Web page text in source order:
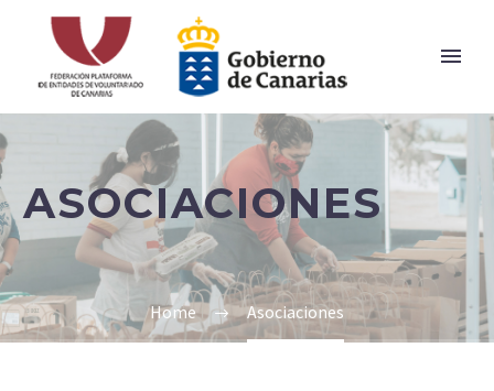
ASOCIACIONES
Home Asociaciones